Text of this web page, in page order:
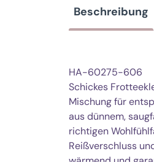
Beschreibung
HA-60275-606
Schickes
Mischung für
aus dünnem,
richtigen
Reißverschluss